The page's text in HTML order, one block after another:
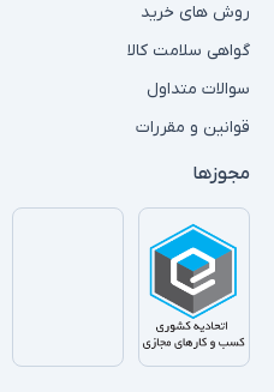
روش های خرید
گواهی سلامت کالا
سوالات متداول
قوانین و مقررات
مجوزها